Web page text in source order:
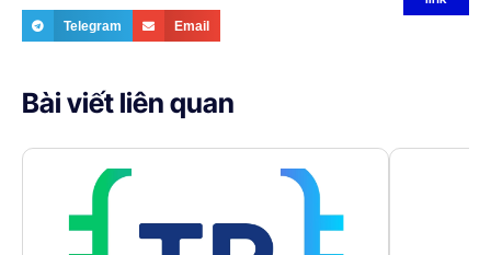
Telegram Email
Bài viết liên quan